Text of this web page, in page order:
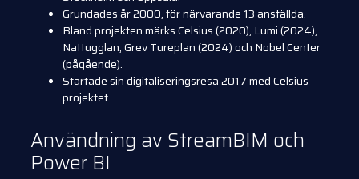
Grundades år 2000, för närvarande 13 anställda.
Bland projekten märks Celsius (2020), Lumi (2024),
Nattugglan, Grev Tureplan (2024) och Nobel Center
(pågående).
Startade sin digitaliseringsresa 2017 med Celsius-
projektet.
Användning av StreamBIM och
Power BI